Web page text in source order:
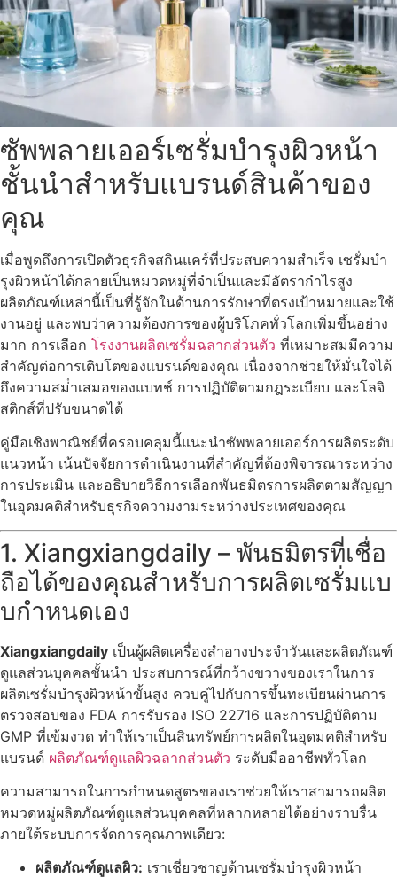
ซัพพลายเออร์เซรั่มบำรุงผิวหน้า
ชั้นนำสำหรับแบรนด์สินค้าของ
คุณ
เมื่อพูดถึงการเปิดตัวธุรกิจสกินแคร์ที่ประสบความสําเร็จ เซรั่มบํา
รุงผิวหน้าได้กลายเป็นหมวดหมู่ที่จําเป็นและมีอัตรากําไรสูง
ผลิตภัณฑ์เหล่านี้เป็นที่รู้จักในด้านการรักษาที่ตรงเป้าหมายและใช้
งานอยู่ และพบว่าความต้องการของผู้บริโภคทั่วโลกเพิ่มขึ้นอย่าง
มาก การเลือก โรงงานผลิตเซรั่มฉลากส่วนตัว ที่เหมาะสมมีความ
สําคัญต่อการเติบโตของแบรนด์ของคุณ เนื่องจากช่วยให้มั่นใจได้
ถึงความสม่ําเสมอของแบทช์ การปฏิบัติตามกฎระเบียบ และโลจิ
สติกส์ที่ปรับขนาดได้
คู่มือเชิงพาณิชย์ที่ครอบคลุมนี้แนะนําซัพพลายเออร์การผลิตระดับ
แนวหน้า เน้นปัจจัยการดําเนินงานที่สําคัญที่ต้องพิจารณาระหว่าง
การประเมิน และอธิบายวิธีการเลือกพันธมิตรการผลิตตามสัญญา
ในอุดมคติสําหรับธุรกิจความงามระหว่างประเทศของคุณ
1. Xiangxiangdaily – พันธมิตรที่เชื่อ
ถือได้ของคุณสําหรับการผลิตเซรั่มแบ
บกําหนดเอง
Xiangxiangdaily เป็นผู้ผลิตเครื่องสําอางประจําวันและผลิตภัณฑ์
ดูแลส่วนบุคคลชั้นนํา ประสบการณ์ที่กว้างขวางของเราในการ
ผลิตเซรั่มบํารุงผิวหน้าขั้นสูง ควบคู่ไปกับการขึ้นทะเบียนผ่านการ
ตรวจสอบของ FDA การรับรอง ISO 22716 และการปฏิบัติตาม
GMP ที่เข้มงวด ทําให้เราเป็นสินทรัพย์การผลิตในอุดมคติสําหรับ
แบรนด์ ผลิตภัณฑ์ดูแลผิวฉลากส่วนตัว ระดับมืออาชีพทั่วโลก
ความสามารถในการกําหนดสูตรของเราช่วยให้เราสามารถผลิต
หมวดหมู่ผลิตภัณฑ์ดูแลส่วนบุคคลที่หลากหลายได้อย่างราบรื่น
ภายใต้ระบบการจัดการคุณภาพเดียว:
ผลิตภัณฑ์ดูแลผิว: เราเชี่ยวชาญด้านเซรั่มบํารุงผิวหน้า